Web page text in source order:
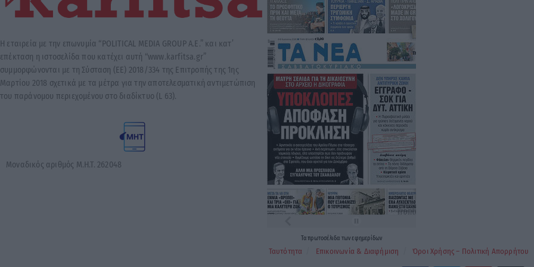
Η εταιρεία με την επωνυμία “POLITICAL MEDIA GROUP A.E.” και κατ’
επέκταση η ιστοσελίδα που κατέχει αυτή “www.karfitsa.gr”
συμμορφώνονται με τη Σύσταση (ΕΕ) 2018/334 της Επιτροπής της 1ης
Μαρτίου 2018 σχετικά με τα μέτρα για την αποτελεσματική αντιμετώπιση
του παράνομου περιεχομένου στο διαδίκτυο (L 63).
Μοναδικός αριθμός Μ.Η.Τ. 262048
Ταπρωτοσέλιδα τωνεφημερίδων
Ταυτότητα Επικοινωνία & Διαφήμιση Όροι Χρήσης – Πολιτική Απορρήτου